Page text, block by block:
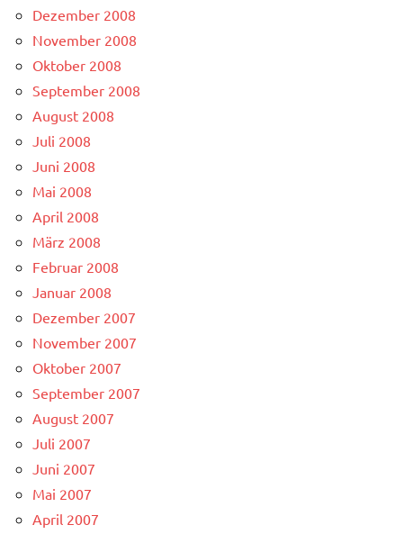
Dezember 2008
November 2008
Oktober 2008
September 2008
August 2008
Juli 2008
Juni 2008
Mai 2008
April 2008
März 2008
Februar 2008
Januar 2008
Dezember 2007
November 2007
Oktober 2007
September 2007
August 2007
Juli 2007
Juni 2007
Mai 2007
April 2007